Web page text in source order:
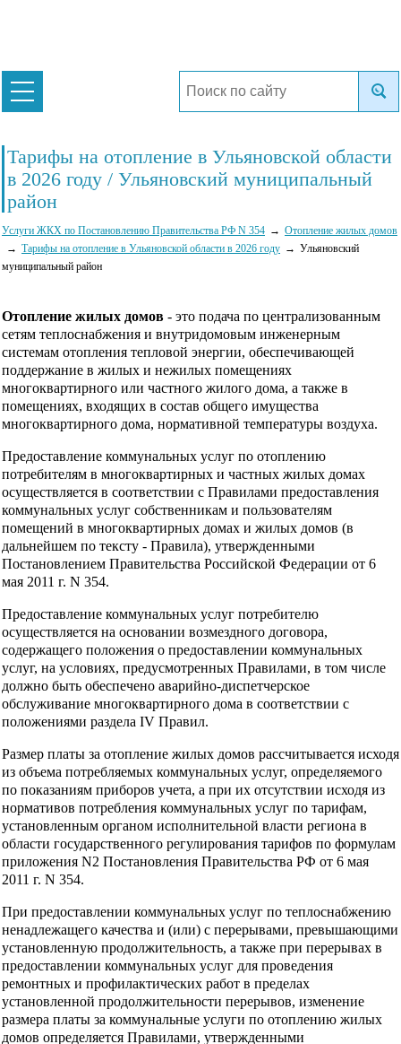
Тарифы на отопление в Ульяновской области
в 2026 году / Ульяновский муниципальный
район
Услуги ЖКХ по Постановлению Правительства РФ N 354
Отопление жилых домов
Тарифы на отопление в Ульяновской области в 2026 году
Ульяновский
муниципальный район
Отопление жилых домов - это подача по централизованным
сетям теплоснабжения и внутридомовым инженерным
системам отопления тепловой энергии, обеспечивающей
поддержание в жилых и нежилых помещениях
многоквартирного или частного жилого дома, а также в
помещениях, входящих в состав общего имущества
многоквартирного дома, нормативной температуры воздуха.
Предоставление коммунальных услуг по отоплению
потребителям в многоквартирных и частных жилых домах
осуществляется в соответствии с Правилами предоставления
коммунальных услуг собственникам и пользователям
помещений в многоквартирных домах и жилых домов (в
дальнейшем по тексту - Правила), утвержденными
Постановлением Правительства Российской Федерации от 6
мая 2011 г. N 354.
Предоставление коммунальных услуг потребителю
осуществляется на основании возмездного договора,
содержащего положения о предоставлении коммунальных
услуг, на условиях, предусмотренных Правилами, в том числе
должно быть обеспечено аварийно-диспетчерское
обслуживание многоквартирного дома в соответствии с
положениями раздела IV Правил.
Размер платы за отопление жилых домов рассчитывается исходя
из объема потребляемых коммунальных услуг, определяемого
по показаниям приборов учета, а при их отсутствии исходя из
нормативов потребления коммунальных услуг по тарифам,
установленным органом исполнительной власти региона в
области государственного регулирования тарифов по формулам
приложения N2 Постановления Правительства РФ от 6 мая
2011 г. N 354.
При предоставлении коммунальных услуг по теплоснабжению
ненадлежащего качества и (или) с перерывами, превышающими
установленную продолжительность, а также при перерывах в
предоставлении коммунальных услуг для проведения
ремонтных и профилактических работ в пределах
установленной продолжительности перерывов, изменение
размера платы за коммунальные услуги по отоплению жилых
домов определяется Правилами, утвержденными